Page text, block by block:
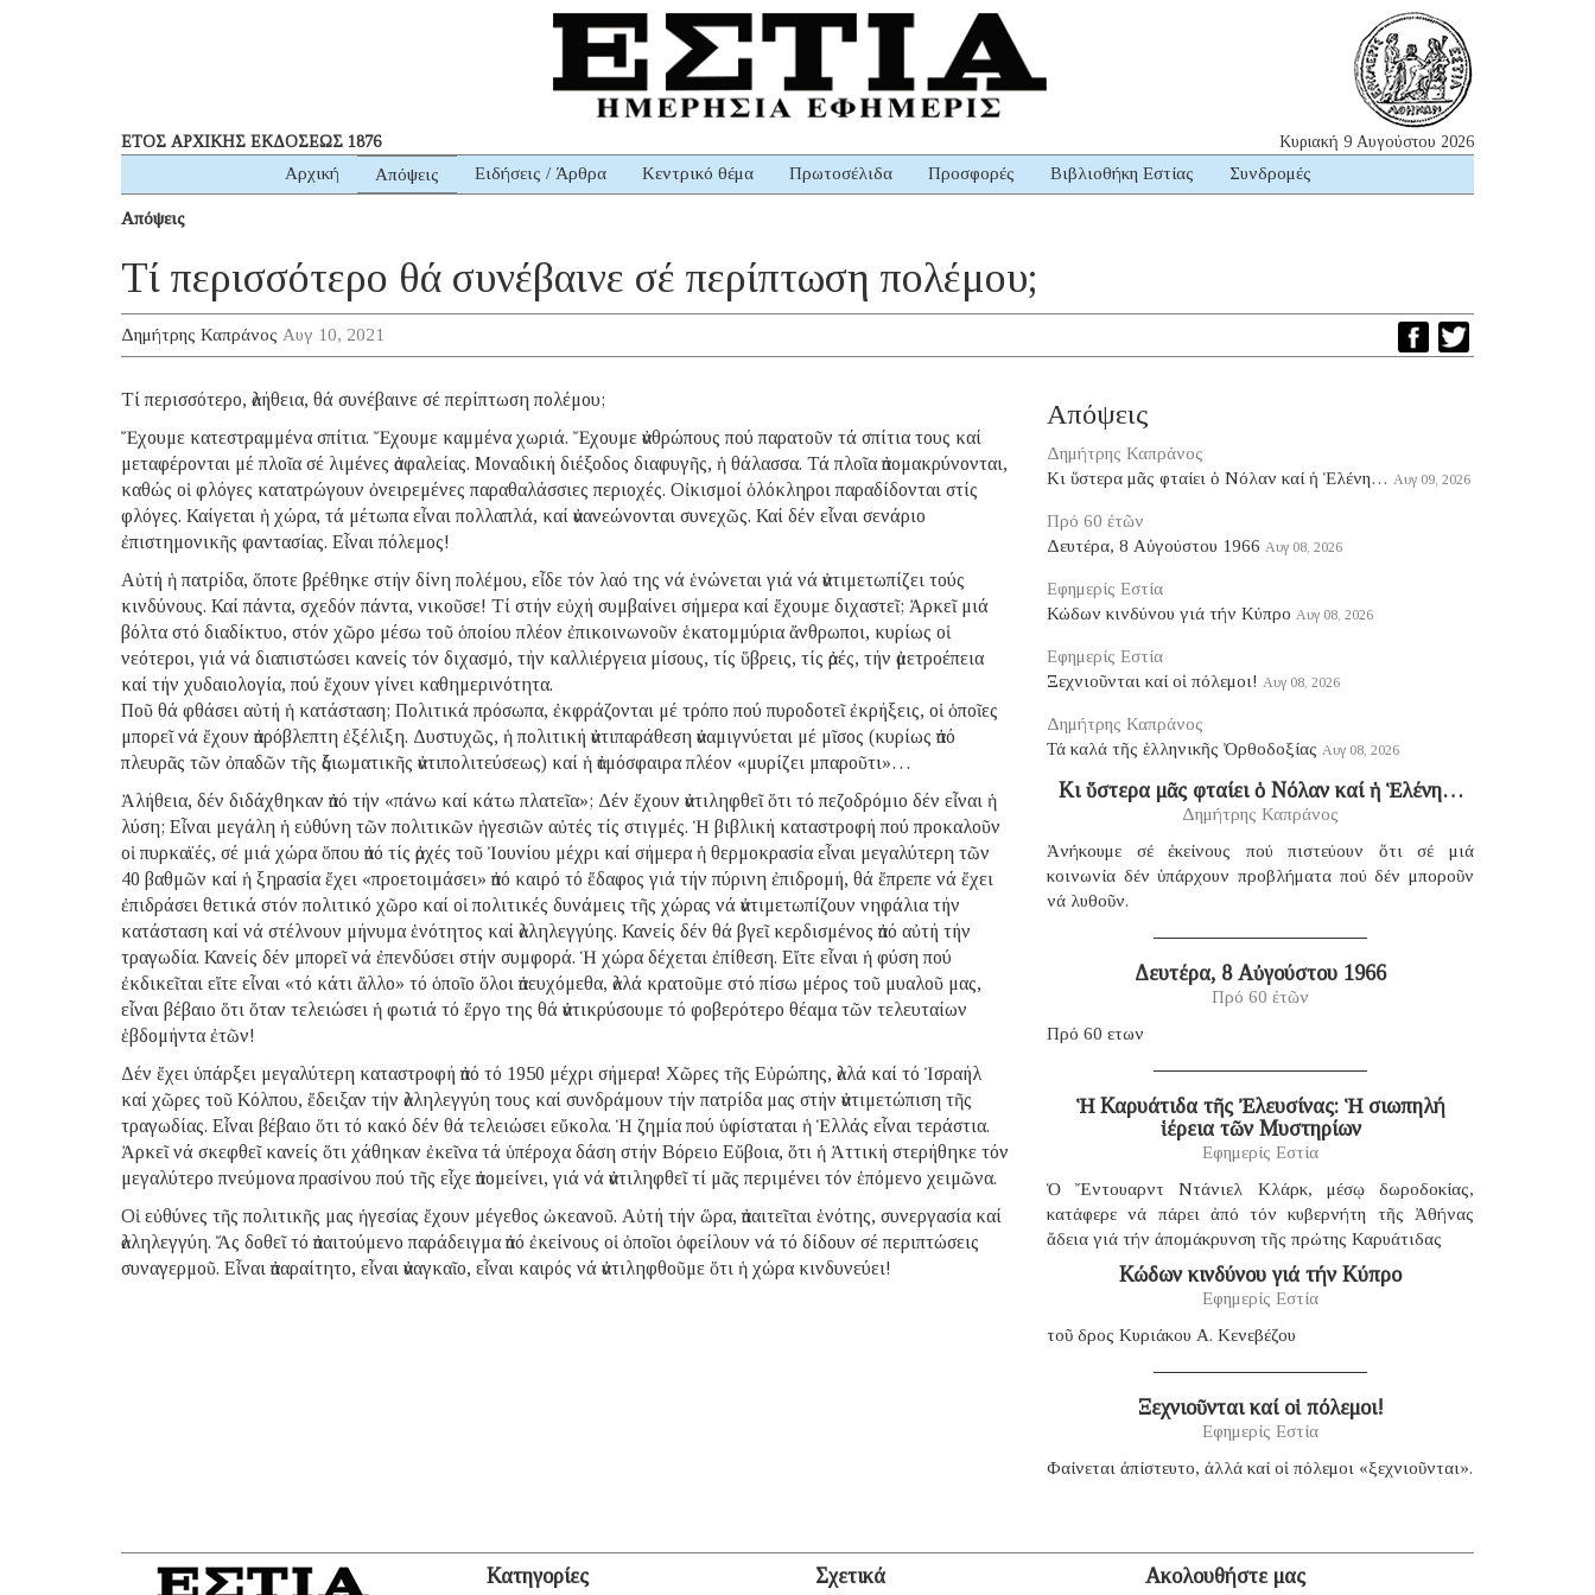
ΕΤΟΣ ΑΡΧΙΚΗΣ ΕΚΔΟΣΕΩΣ 1876 Κυριακή 9 Αυγούστου 2026
Αρχική Απόψεις Ειδήσεις / Άρθρα Κεντρικό θέμα Πρωτοσέλιδα Προσφορές Βιβλιοθήκη Εστίας Συνδρομές
Απόψεις
Τί περισσότερο θά συνέβαινε σέ περίπτωση πολέμου;
Δημήτρης Καπράνος Αυγ 10, 2021
Τί περισσότερο, ἀλήθεια, θά συνέβαινε σέ περίπτωση πολέμου;
Ἔχουμε κατεστραμμένα σπίτια. Ἔχουμε καμμένα χωριά. Ἔχουμε ἀνθρώπους πού παρατοῦν τά σπίτια τους καί
μεταφέρονται μέ πλοῖα σέ λιμένες ἀσφαλείας. Μοναδική διέξοδος διαφυγῆς, ἡ θάλασσα. Τά πλοῖα ἀπομακρύνονται,
καθώς οἱ φλόγες κατατρώγουν ὀνειρεμένες παραθαλάσσιες περιοχές. Οἰκισμοί ὁλόκληροι παραδίδονται στίς
φλόγες. Καίγεται ἡ χώρα, τά μέτωπα εἶναι πολλαπλά, καί ἀνανεώνονται συνεχῶς. Καί δέν εἶναι σενάριο
ἐπιστημονικῆς φαντασίας. Εἶναι πόλεμος!
Αὐτή ἡ πατρίδα, ὅποτε βρέθηκε στήν δίνη πολέμου, εἶδε τόν λαό της νά ἑνώνεται γιά νά ἀντιμετωπίζει τούς
κινδύνους. Καί πάντα, σχεδόν πάντα, νικοῦσε! Τί στήν εὐχή συμβαίνει σήμερα καί ἔχουμε διχαστεῖ; Ἀρκεῖ μιά
βόλτα στό διαδίκτυο, στόν χῶρο μέσω τοῦ ὁποίου πλέον ἐπικοινωνοῦν ἑκατομμύρια ἄνθρωποι, κυρίως οἱ
νεότεροι, γιά νά διαπιστώσει κανείς τόν διχασμό, τήν καλλιέργεια μίσους, τίς ὕβρεις, τίς ἀρές, τήν ἀμετροέπεια
καί τήν χυδαιολογία, πού ἔχουν γίνει καθημερινότητα.
Ποῦ θά φθάσει αὐτή ἡ κατάσταση; Πολιτικά πρόσωπα, ἐκφράζονται μέ τρόπο πού πυροδοτεῖ ἐκρήξεις, οἱ ὁποῖες
μπορεῖ νά ἔχουν ἀπρόβλεπτη ἐξέλιξη. Δυστυχῶς, ἡ πολιτική ἀντιπαράθεση ἀναμιγνύεται μέ μῖσος (κυρίως ἀπό
πλευρᾶς τῶν ὀπαδῶν τῆς ἀξιωματικῆς ἀντιπολιτεύσεως) καί ἡ ἀτμόσφαιρα πλέον «μυρίζει μπαροῦτι»…
Ἀλήθεια, δέν διδάχθηκαν ἀπό τήν «πάνω καί κάτω πλατεῖα»; Δέν ἔχουν ἀντιληφθεῖ ὅτι τό πεζοδρόμιο δέν εἶναι ἡ
λύση; Εἶναι μεγάλη ἡ εὐθύνη τῶν πολιτικῶν ἡγεσιῶν αὐτές τίς στιγμές. Ἡ βιβλική καταστροφή πού προκαλοῦν
οἱ πυρκαϊές, σέ μιά χώρα ὅπου ἀπό τίς ἀρχές τοῦ Ἰουνίου μέχρι καί σήμερα ἡ θερμοκρασία εἶναι μεγαλύτερη τῶν
40 βαθμῶν καί ἡ ξηρασία ἔχει «προετοιμάσει» ἀπό καιρό τό ἔδαφος γιά τήν πύρινη ἐπιδρομή, θά ἔπρεπε νά ἔχει
ἐπιδράσει θετικά στόν πολιτικό χῶρο καί οἱ πολιτικές δυνάμεις τῆς χώρας νά ἀντιμετωπίζουν νηφάλια τήν
κατάσταση καί νά στέλνουν μήνυμα ἑνότητος καί ἀλληλεγγύης. Κανείς δέν θά βγεῖ κερδισμένος ἀπό αὐτή τήν
τραγωδία. Κανείς δέν μπορεῖ νά ἐπενδύσει στήν συμφορά. Ἡ χώρα δέχεται ἐπίθεση. Εἴτε εἶναι ἡ φύση πού
ἐκδικεῖται εἴτε εἶναι «τό κάτι ἄλλο» τό ὁποῖο ὅλοι ἀπευχόμεθα, ἀλλά κρατοῦμε στό πίσω μέρος τοῦ μυαλοῦ μας,
εἶναι βέβαιο ὅτι ὅταν τελειώσει ἡ φωτιά τό ἔργο της θά ἀντικρύσουμε τό φοβερότερο θέαμα τῶν τελευταίων
ἑβδομήντα ἐτῶν!
Δέν ἔχει ὑπάρξει μεγαλύτερη καταστροφή ἀπό τό 1950 μέχρι σήμερα! Χῶρες τῆς Εὐρώπης, ἀλλά καί τό Ἰσραήλ
καί χῶρες τοῦ Κόλπου, ἔδειξαν τήν ἀλληλεγγύη τους καί συνδράμουν τήν πατρίδα μας στήν ἀντιμετώπιση τῆς
τραγωδίας. Εἶναι βέβαιο ὅτι τό κακό δέν θά τελειώσει εὔκολα. Ἡ ζημία πού ὑφίσταται ἡ Ἑλλάς εἶναι τεράστια.
Ἀρκεῖ νά σκεφθεῖ κανείς ὅτι χάθηκαν ἐκεῖνα τά ὑπέροχα δάση στήν Βόρειο Εὔβοια, ὅτι ἡ Ἀττική στερήθηκε τόν
μεγαλύτερο πνεύμονα πρασίνου πού τῆς εἶχε ἀπομείνει, γιά νά ἀντιληφθεῖ τί μᾶς περιμένει τόν ἑπόμενο χειμῶνα.
Οἱ εὐθύνες τῆς πολιτικῆς μας ἡγεσίας ἔχουν μέγεθος ὠκεανοῦ. Αὐτή τήν ὥρα, ἀπαιτεῖται ἑνότης, συνεργασία καί
ἀλληλεγγύη. Ἄς δοθεῖ τό ἀπαιτούμενο παράδειγμα ἀπό ἐκείνους οἱ ὁποῖοι ὀφείλουν νά τό δίδουν σέ περιπτώσεις
συναγερμοῦ. Εἶναι ἀπαραίτητο, εἶναι ἀναγκαῖο, εἶναι καιρός νά ἀντιληφθοῦμε ὅτι ἡ χώρα κινδυνεύει!
Απόψεις
Δημήτρης Καπράνος
Κι ὕστερα μᾶς φταίει ὁ Νόλαν καί ἡ Ἑλένη… Αυγ 09, 2026
Πρό 60 ἐτῶν
Δευτέρα, 8 Αὐγούστου 1966 Αυγ 08, 2026
Εφημερίς Εστία
Κώδων κινδύνου γιά τήν Κύπρο Αυγ 08, 2026
Εφημερίς Εστία
Ξεχνιοῦνται καί οἱ πόλεμοι! Αυγ 08, 2026
Δημήτρης Καπράνος
Τά καλά τῆς ἑλληνικῆς Ὀρθοδοξίας Αυγ 08, 2026
Κι ὕστερα μᾶς φταίει ὁ Νόλαν καί ἡ Ἑλένη…
Δημήτρης Καπράνος
Ἀνήκουμε σέ ἐκείνους πού πιστεύουν ὅτι σέ μιά
κοινωνία δέν ὑπάρχουν προβλήματα πού δέν μποροῦν
νά λυθοῦν.
Δευτέρα, 8 Αὐγούστου 1966
Πρό 60 ἐτῶν
Πρό 60 ετων
Ἡ Καρυάτιδα τῆς Ἐλευσίνας: Ἡ σιωπηλή
ἱέρεια τῶν Μυστηρίων
Εφημερίς Εστία
Ὁ Ἔντουαρντ Ντάνιελ Κλάρκ, μέσῳ δωροδοκίας,
κατάφερε νά πάρει ἀπό τόν κυβερνήτη τῆς Ἀθήνας
ἄδεια γιά τήν ἀπομάκρυνση τῆς πρώτης Καρυάτιδας
Κώδων κινδύνου γιά τήν Κύπρο
Εφημερίς Εστία
τοῦ δρος Κυριάκου Α. Κενεβέζου
Ξεχνιοῦνται καί οἱ πόλεμοι!
Εφημερίς Εστία
Φαίνεται ἀπίστευτο, ἀλλά καί οἱ πόλεμοι «ξεχνιοῦνται».
Κατηγορίες Σχετικά Ακολουθήστε μας